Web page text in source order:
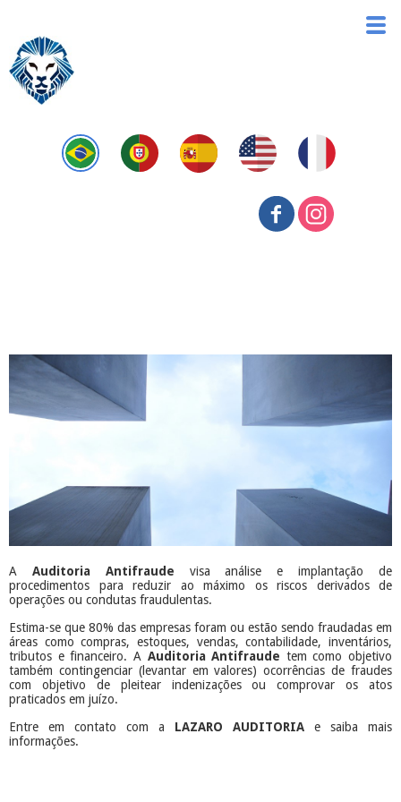
A Auditoria Antifraude visa análise e implantação de
procedimentos para reduzir ao máximo os riscos derivados de
operações ou condutas fraudulentas.
Estima-se que 80% das empresas foram ou estão sendo fraudadas em
áreas como compras, estoques, vendas, contabilidade, inventários,
tributos e financeiro. A Auditoria Antifraude tem como objetivo
também contingenciar (levantar em valores) ocorrências de fraudes
com objetivo de pleitear indenizações ou comprovar os atos
praticados em juízo.
Entre em contato com a LAZARO AUDITORIA e saiba mais
informações.